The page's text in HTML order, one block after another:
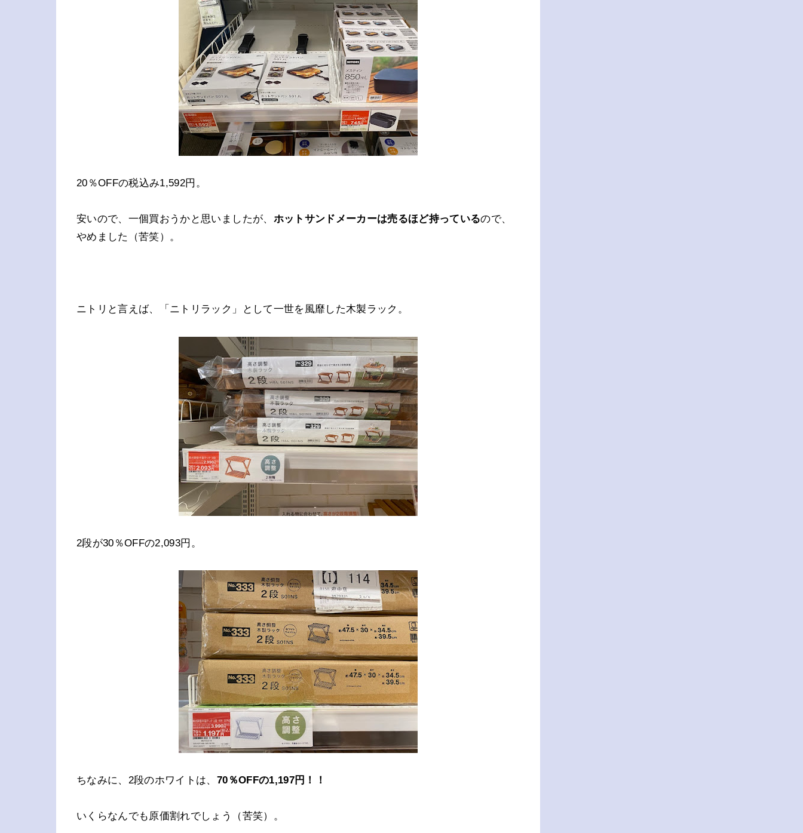
20％OFFの税込み1,592円。
安いので、一個買おうかと思いましたが、 ホットサンドメーカーは売るほど持っているので、
やめました（苦笑）。
ニトリと言えば、「ニトリラック」として一世を風靡した木製ラック。
2段が30％OFFの2,093円。
ちなみに、2段のホワイトは、 70％OFFの1,197円！！
いくらなんでも原価割れでしょう（苦笑）。